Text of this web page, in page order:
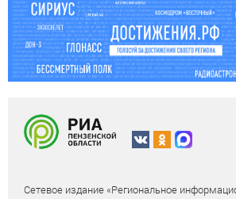
Сетевое издание «Региональное